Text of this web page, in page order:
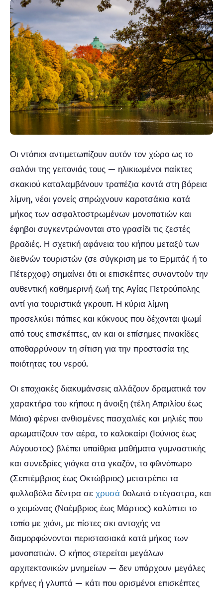
Οι ντόπιοι αντιμετωπίζουν αυτόν τον χώρο ως το
σαλόνι της γειτονιάς τους — ηλικιωμένοι παίκτες
σκακιού καταλαμβάνουν τραπέζια κοντά στη βόρεια
λίμνη, νέοι γονείς σπρώχνουν καροτσάκια κατά
μήκος των ασφαλτοστρωμένων μονοπατιών και
έφηβοι συγκεντρώνονται στο γρασίδι τις ζεστές
βραδιές. Η σχετική αφάνεια του κήπου μεταξύ των
διεθνών τουριστών (σε σύγκριση με το Ερμιτάζ ή το
Πέτερχοφ) σημαίνει ότι οι επισκέπτες συναντούν την
αυθεντική καθημερινή ζωή της Αγίας Πετρούπολης
αντί για τουριστικά γκρουπ. Η κύρια λίμνη
προσελκύει πάπιες και κύκνους που δέχονται ψωμί
από τους επισκέπτες, αν και οι επίσημες πινακίδες
αποθαρρύνουν τη σίτιση για την προστασία της
ποιότητας του νερού.
Οι εποχιακές διακυμάνσεις αλλάζουν δραματικά τον
χαρακτήρα του κήπου: η άνοιξη (τέλη Απριλίου έως
Μάιο) φέρνει ανθισμένες πασχαλιές και μηλιές που
αρωματίζουν τον αέρα, το καλοκαίρι (Ιούνιος έως
Αύγουστος) βλέπει υπαίθρια μαθήματα γυμναστικής
και συνεδρίες γιόγκα στα γκαζόν, το φθινόπωρο
(Σεπτέμβριος έως Οκτώβριος) μετατρέπει τα
φυλλοβόλα δέντρα σε χρυσά θολωτά στέγαστρα, και
ο χειμώνας (Νοέμβριος έως Μάρτιος) καλύπτει το
τοπίο με χιόνι, με πίστες σκι αντοχής να
διαμορφώνονται περιστασιακά κατά μήκος των
μονοπατιών. Ο κήπος στερείται μεγάλων
αρχιτεκτονικών μνημείων — δεν υπάρχουν μεγάλες
κρήνες ή γλυπτά — κάτι που ορισμένοι επισκέπτες